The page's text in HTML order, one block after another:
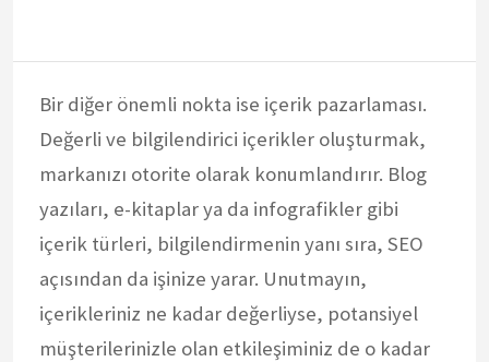
Bir diğer önemli nokta ise içerik pazarlaması.
Değerli ve bilgilendirici içerikler oluşturmak,
markanızı otorite olarak konumlandırır. Blog
yazıları, e-kitaplar ya da infografikler gibi
içerik türleri, bilgilendirmenin yanı sıra, SEO
açısından da işinize yarar. Unutmayın,
içerikleriniz ne kadar değerliyse, potansiyel
müşterilerinizle olan etkileşiminiz de o kadar